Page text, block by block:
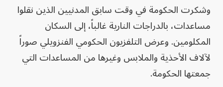
وشكرت الحكومة في وقت سابق المدنيين الذين نقلوا
مساعدات، بالدراجات النارية غالباً، إلى السكان
المكلومين. وعرض التلفزيون الحكومي الفنزويلي صوراً
لآلاف الأحذية والملابس وغيرها من المساعدات التي
جمعتها الحكومة.